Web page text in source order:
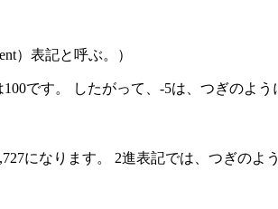
）表記と呼ぶ。）
です。 したがって、-5は、つぎのよう
になります。 2進表記では、つぎのよ